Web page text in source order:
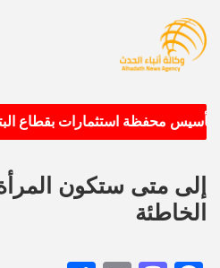
محفظة استثمارات بقطاع
إلى متى ستكون
الخاطئة